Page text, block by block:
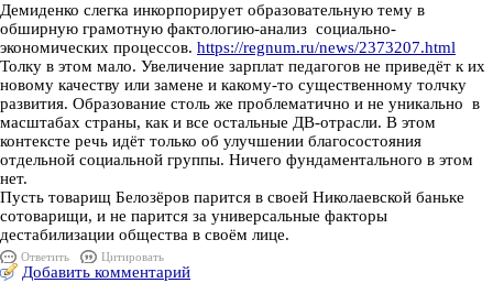
Демиденко слегка инкорпорирует образовательную тему в
обширную грамотную фактологию-анализ социально-
экономических процессов. https://regnum.ru/news/2373207.html
Толку в этом мало. Увеличение зарплат педагогов не приведёт к их
новому качеству или замене и какому-то существенному толчку
развития. Образование столь же проблематично и не уникально в
масштабах страны, как и все остальные ДВ-отрасли. В этом
контексте речь идёт только об улучшении благосостояния
отдельной социальной группы. Ничего фундаментального в этом
нет.
Пусть товарищ Белозёров парится в своей Николаевской баньке
сотоварищи, и не парится за универсальные факторы
дестабилизации общества в своём лице.
Ответить Цитировать
Добавить комментарий